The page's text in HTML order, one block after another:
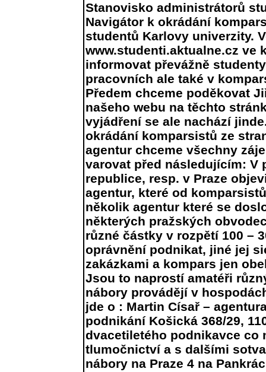
Stanovisko administrátorů
Navigátor k okrádání
studentů Karlovy univerzity.
www.studenti.aktualne.cz ve
informovat převážně
pracovních ale také v
Předem chceme poděkovat
našeho webu na těchto
vyjádření se ale nachází
okrádání komparsistů ze
agentur chceme všechny
varovat před následujícím: V
republice, resp. v Praze
agentur, které od
několik agentur které se
některých pražských
různé částky v rozpětí 100 –
oprávnění podnikat, jiné jej
zakázkami a kompars jen
Jsou to naprostí amatéři
nábory provádějí v
jde o : Martin Císař –
podnikání Košická 368/29,
dvacetiletého podnikavce co
tlumočnictví a s dalšími
nábory na Praze 4 na